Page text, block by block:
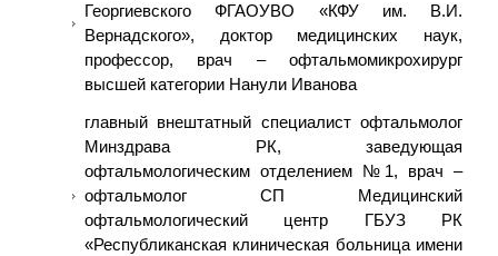
Георгиевского ФГАОУВО «КФУ им. В.И.
Вернадского», доктор медицинских наук,
профессор, врач – офтальмомикрохирург
высшей категории Нанули Иванова
главный внештатный специалист офтальмолог
Минздрава РК, заведующая
офтальмологическим отделением №1, врач –
офтальмолог СП Медицинский
офтальмологический центр ГБУЗ РК
«Республиканская клиническая больница имени